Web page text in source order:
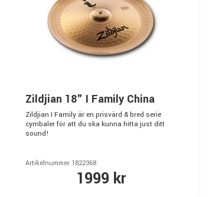
Zildjian 18" I Family China
Zildjian I Family är en prisvärd & bred serie
cymbaler för att du ska kunna hitta just ditt
sound!
Artikelnummer 1822368
1999 kr